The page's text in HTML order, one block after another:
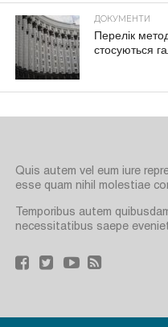
ДОКУМЕНТИ
Перелік
стосуються
Quis autem vel eum iure
esse quam nihil molestiae
Temporibus autem
necessitatibus saepe